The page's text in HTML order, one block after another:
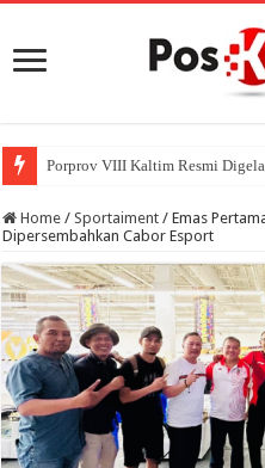
Porprov VIII Kaltim Resmi
Home / Sportaiment / Emas
Dipersembahkan Cabor Esport